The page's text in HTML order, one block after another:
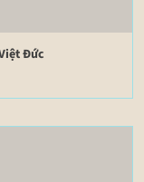
Đức